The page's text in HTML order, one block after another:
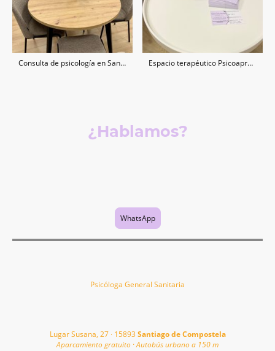
Consulta de psicología en Santiago de Compostela Espacio terapéutico Psicoaprendizaxe
¿Hablamos?
WhatsApp
Psicóloga General Sanitaria
Lugar Susana, 27 · 15893Santiago de Compostela
Aparcamiento gratuito · Autobús urbano a 150 m